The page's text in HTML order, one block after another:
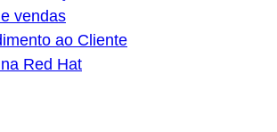
vendas
ao Cliente
Red Hat